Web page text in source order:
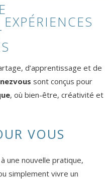
d’apprentissage et de
sont conçus pour
, où bien-être, créativité et
VOUS
une nouvelle pratique,
simplement vivre un